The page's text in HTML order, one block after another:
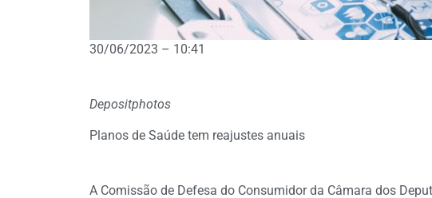
30/06/2023 – 10:41
Depositphotos
Planos de Saúde tem reajustes anuais
A Comissão de Defesa do Consumidor da Câmara dos